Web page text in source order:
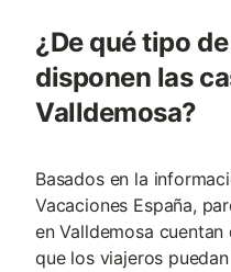
¿De qué tipo
disponen las
Valldemosa?
Basados en la
Vacaciones España,
en Valldemosa
que los viajeros